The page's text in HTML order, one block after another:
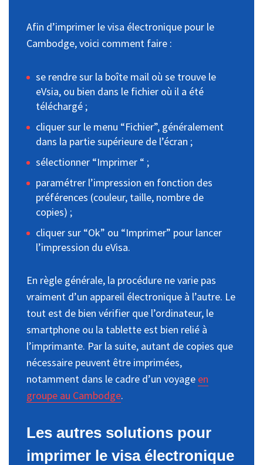
Afin d’imprimer le visa électronique pour le
Cambodge, voici comment faire :
se rendre sur la boîte mail où se trouve le
eVsia, ou bien dans le fichier où il a été
téléchargé ;
cliquer sur le menu “Fichier”, généralement
dans la partie supérieure de l’écran ;
sélectionner “Imprimer “ ;
paramétrer l’impression en fonction des
préférences (couleur, taille, nombre de
copies) ;
cliquer sur “Ok” ou “Imprimer” pour lancer
l’impression du eVisa.
En règle générale, la procédure ne varie pas
vraiment d’un appareil électronique à l’autre. Le
tout est de bien vérifier que l’ordinateur, le
smartphone ou la tablette est bien relié à
l’imprimante. Par la suite, autant de copies que
nécessaire peuvent être imprimées,
notamment dans le cadre d’un voyage en
groupe au Cambodge.
Les autres solutions pour
imprimer le visa électronique